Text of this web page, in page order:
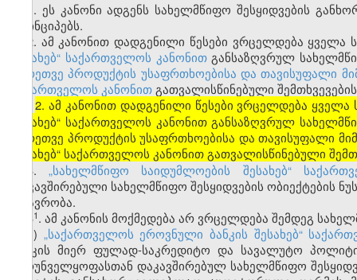
1. ეს კანონი ადგენს სახელმწიფო შესყიდვების
პრინციპებს.
2. ამ კანონით დადგენილი წესები ვრცელდება ყველა
შესახებ“ საქართველოს კანონითგანსაზღვრულ
აგრეთვე პროდუქტის უსაფრთხოებისა და თავისუფალი
საქართველოს კანონითგათვალისწინებული
2. ამ კანონით დადგენილი წესები ვრცელდება
შესახებ“ საქართველოს კანონით განსაზღვრულ
აგრეთვე პროდუქტის უსაფრთხოებისა და თავისუფალი
შესახებ“ საქართველოს კანონით გათვალისწინებული
3.„სახელმწიფო საიდუმლოების შესახებ“
დაკავშირებული სახელმწიფო შესყიდვების ობიექტების
მთავრობა.
3​1. ამ კანონის მოქმედება არ ვრცელდება შემდეგ
ა) „საქართველოს ეროვნული ბანკის შესახებ“
ბანკის მიერ ფულად-საკრედიტო და სავალუტო
უზრუნველყოფასთან დაკავშირებულ სახელმწიფო